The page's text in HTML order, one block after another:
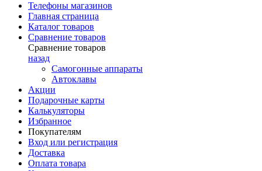
Телефоны магазинов
Главная страница
Каталог товаров
Сравнение товаров
Сравнение товаров
назад
Самогонные аппараты
Автоклавы
Акции
Подарочные карты
Калькуляторы
Избранное
Покупателям
Вход или регистрация
Доставка
Оплата товара